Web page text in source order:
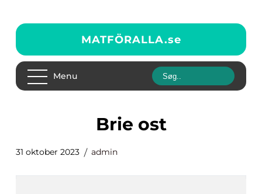
MATFÖRALLA.se
Menu
brie ost
31 oktober 2023 admin